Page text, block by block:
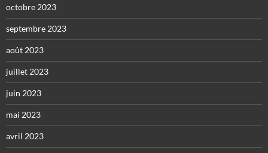
octobre 2023
septembre 2023
août 2023
juillet 2023
juin 2023
mai 2023
avril 2023